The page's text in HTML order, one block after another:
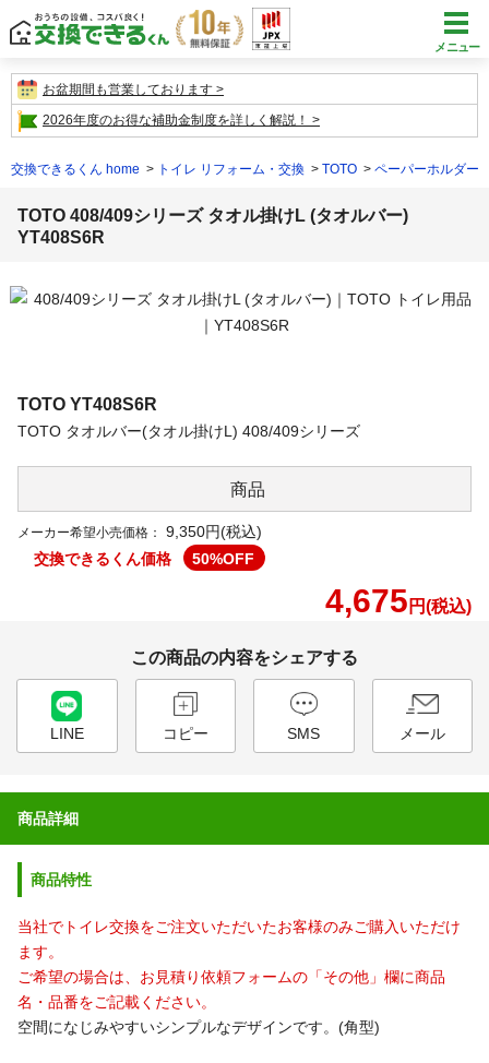
メニュー
お盆期間も営業しております
2026年度のお得な補助金制度を詳しく解説！
交換できるくん home トイレ リフォーム・交換 TOTO ペーパーホルダー
TOTO 408/409シリーズ タオル掛けL (タオルバー)
YT408S6R
TOTO YT408S6R
TOTO タオルバー(タオル掛けL) 408/409シリーズ
商品
メーカー希望小売価格：
9,350円(税込)
交換できるくん価格
50%OFF
4,675 円(税込)
この商品の内容をシェアする
LINE コピー SMS メール
商品詳細
商品特性
当社でトイレ交換をご注文いただいたお客様のみご購入いただけ
ます。
ご希望の場合は、お見積り依頼フォームの「その他」欄に商品
名・品番をご記載ください。
空間になじみやすいシンプルなデザインです。(角型)